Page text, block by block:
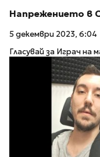
Напрежението в
5 декември 2023, 6:04
Гласувай за Играч